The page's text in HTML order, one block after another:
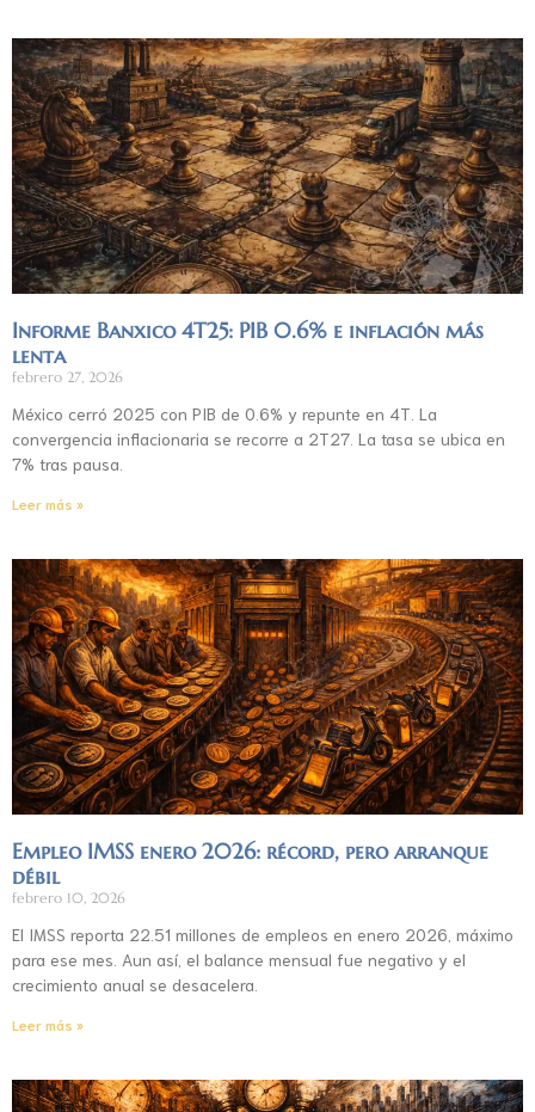
Informe Banxico 4T25: PIB 0.6% e inflación más
lenta
febrero 27, 2026
México cerró 2025 con PIB de 0.6% y repunte en 4T. La
convergencia inflacionaria se recorre a 2T27. La tasa se ubica en
7% tras pausa.
Leer más »
Empleo IMSS enero 2026: récord, pero arranque
débil
febrero 10, 2026
El IMSS reporta 22.51 millones de empleos en enero 2026, máximo
para ese mes. Aun así, el balance mensual fue negativo y el
crecimiento anual se desacelera.
Leer más »